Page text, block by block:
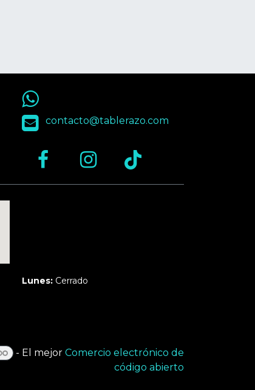
55 9563 4848
contacto@tablerazo.com
Lunes:Cerrado
- El mejor Comercio electrónico de
código abierto